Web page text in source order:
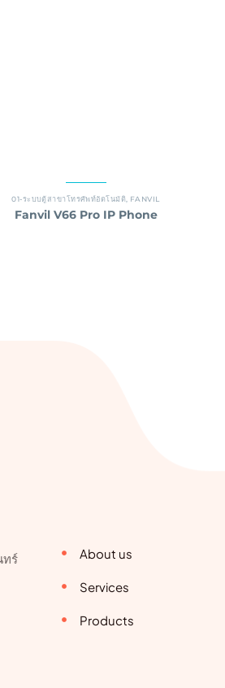
01-ระบบตู้สาขาโทรศัพท์อัตโนมัติ FANVIL
Fanvil V66 Pro IP Phone
ทร์
About us
Services
Products